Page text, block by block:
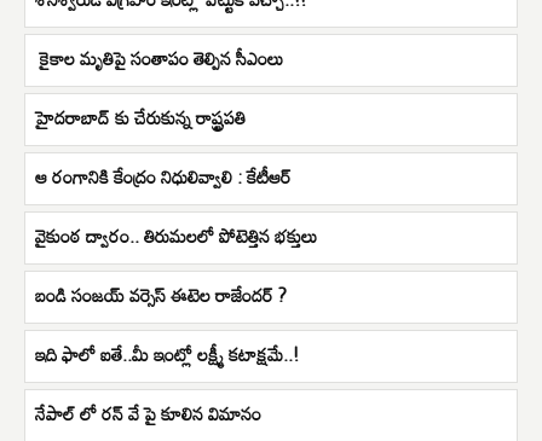
కైకాల మృతిపై సంతాపం తెల్పిన సీఎంలు
హైదరాబాద్ కు చేరుకున్న రాష్ట్రపతి
ఆ రంగానికి కేంద్రం నిధులివ్వాలి : కేటీఆర్
వైకుంఠ ద్వారం.. తిరుమలలో పోటెత్తిన భక్తులు
బండి సంజయ్ వర్సెస్ ఈటెల రాజేందర్ ?
ఇది ఫాలో ఐతే..మీ ఇంట్లో లక్ష్మీ కటాక్షమే..!
నేపాల్ లో రన్ వే పై కూలిన విమానం